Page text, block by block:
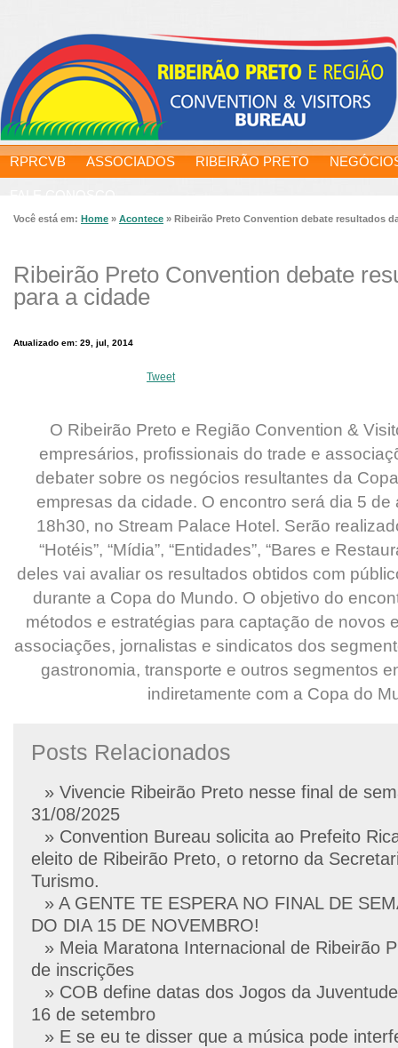
RPRCVB ASSOCIADOS RIBEIRÃO PRETO
Você está em: Home » Acontece » Ribeirão Preto Convention debate resultados
Ribeirão Preto Convention debate
para a cidade
Atualizado em: 29, jul, 2014
Tweet
O Ribeirão Preto e Região Convention &
empresários, profissionais do trade e
debater sobre os negócios resultantes da
empresas da cidade. O encontro será dia 5 de
18h30, no Stream Palace Hotel. Serão
“Hotéis”, “Mídia”, “Entidades”, “Bares e
deles vai avaliar os resultados obtidos com
durante a Copa do Mundo. O objetivo do
métodos e estratégias para captação de novos
associações, jornalistas e sindicatos dos
gastronomia, transporte e outros segmentos
indiretamente com a Copa do
Posts Relacionados
» Vivencie Ribeirão Preto nesse final de
31/08/2025
» Convention Bureau solicita ao Prefeito
eleito de Ribeirão Preto, o retorno da
Turismo.
» A GENTE TE ESPERA NO FINAL DE
DO DIA 15 DE NOVEMBRO!
» Meia Maratona Internacional de Ribeirão
de inscrições
» COB define datas dos Jogos da
16 de setembro
» E se eu te disser que a música pode